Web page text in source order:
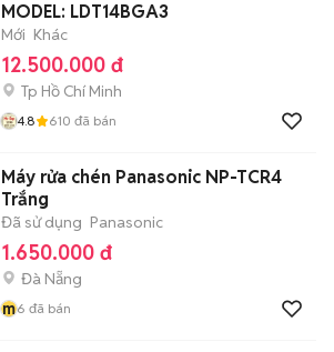
MODEL: LDT14BGA3
Mới Khác
12.500.000 đ
Tp Hồ Chí Minh
4.8 610 đã bán
Máy rửa chén Panasonic NP-TCR4
Trắng
Đã sử dụng Panasonic
1.650.000 đ
Đà Nẵng
m6 đã bán